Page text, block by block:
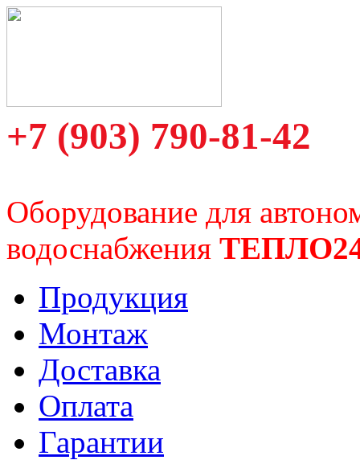
+7 (903) 790-81-42
Оборудование для
водоснабжения
Продукция
Монтаж
Доставка
Оплата
Гарантии